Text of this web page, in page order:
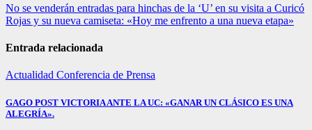
Navegación
de
entradas
No se venderán entradas para hinchas de la ‘U’ en su visita a Curicó
Rojas y su nueva camiseta: «Hoy me enfrento a una nueva etapa»
Entrada relacionada
Actualidad Conferencia de Prensa
GAGO POST VICTORIA ANTE LA UC: «GANAR UN CLÁSICO ES UNA
ALEGRÍA».